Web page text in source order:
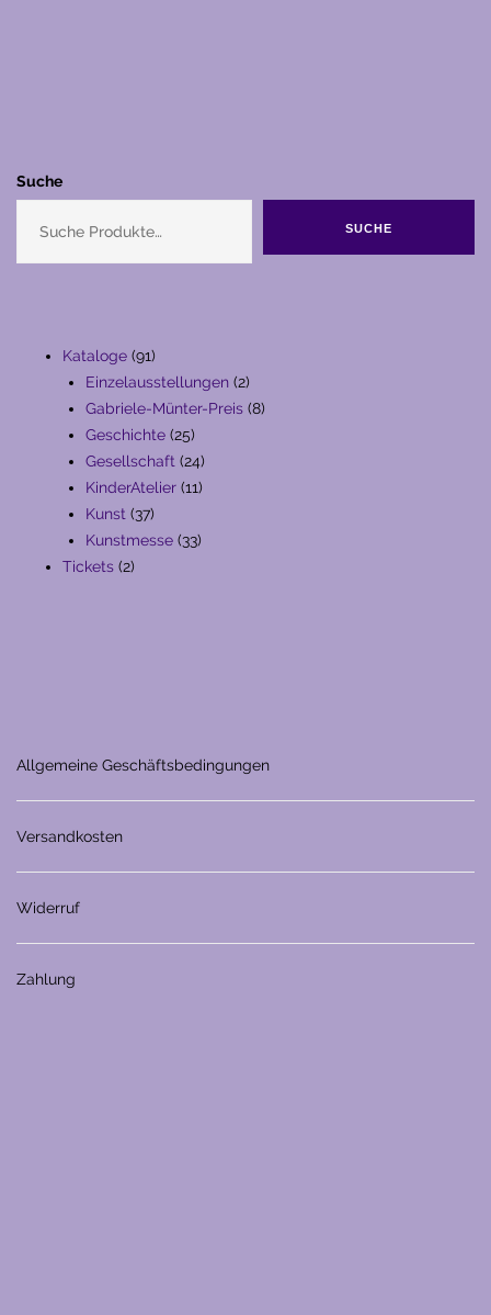
Suche
SUCHE
Kataloge 9191
Produkte
Einzelausstellungen 22
Produkte
Gabriele-Münter-Preis 88
Geschichte 2525
Produkte
Gesellschaft 2424
Produkte
KinderAtelier 1111
Kunst 3737
Produkte
Kunstmesse 3333
Tickets 22
Allgemeine Geschäftsbedingungen
Versandkosten
Widerruf
Zahlung